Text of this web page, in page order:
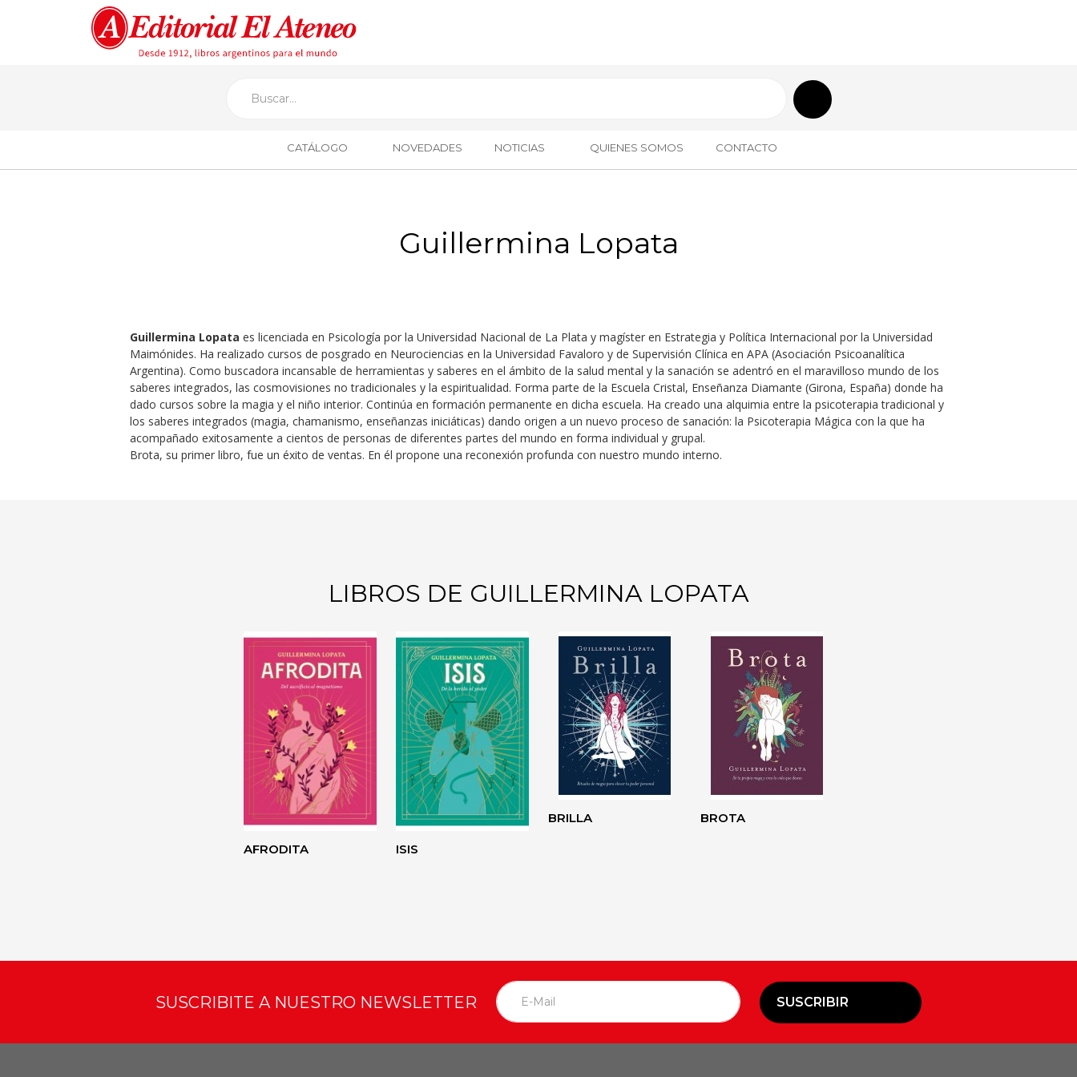
CATÁLOGO NOVEDADES NOTICIAS QUIENES SOMOS CONTACTO
Guillermina Lopata
Guillermina Lopata es licenciada en Psicología por la Universidad Nacional de La Plata y magíster en Estrategia y Política Internacional por la Universidad
Maimónides. Ha realizado cursos de posgrado en Neurociencias en la Universidad Favaloro y de Supervisión Clínica en APA (Asociación Psicoanalítica
Argentina). Como buscadora incansable de herramientas y saberes en el ámbito de la salud mental y la sanación se adentró en el maravilloso mundo de los
saberes integrados, las cosmovisiones no tradicionales y la espiritualidad. Forma parte de la Escuela Cristal, Enseñanza Diamante (Girona, España) donde ha
dado cursos sobre la magia y el niño interior. Continúa en formación permanente en dicha escuela. Ha creado una alquimia entre la psicoterapia tradicional y
los saberes integrados (magia, chamanismo, enseñanzas iniciáticas) dando origen a un nuevo proceso de sanación: la Psicoterapia Mágica con la que ha
acompañado exitosamente a cientos de personas de diferentes partes del mundo en forma individual y grupal.
Brota, su primer libro, fue un éxito de ventas. En él propone una reconexión profunda con nuestro mundo interno.
LIBROS DE GUILLERMINA LOPATA
AFRODITA ISIS
BRILLA BROTA
SUSCRIBITE A NUESTRO NEWSLETTER SUSCRIBIR